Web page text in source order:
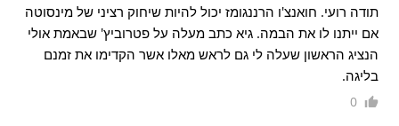
תודה רועי. חואנצ'ו הרננגומז יכול להיות שיחוק רציני של מינסוטה
אם ייתנו לו את הבמה. גיא כתב מעלה על פטרוביץ' שבאמת אולי
הנציג הראשון שעלה לי גם לראש מאלו אשר הקדימו את זמנם
בליגה.
0